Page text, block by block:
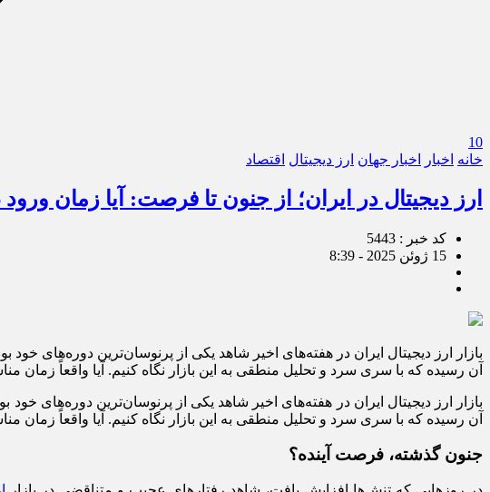
10
خانه اخبار اخبار جهان ارز دیجیتال اقتصاد
ارز دیجیتال در ایران؛ از جنون تا فرصت: آیا زمان
کد خبر : 5443
15 ژوئن 2025 - 8:39
بازار ارز دیجیتال ایران در هفته‌های اخیر شاهد یکی از پرنوسان‌ترین
آن رسیده که با سری سرد و تحلیل منطقی به این بازار نگاه کنیم. آیا واقعاً زمان
بازار ارز دیجیتال ایران در هفته‌های اخیر شاهد یکی از پرنوسان‌ترین
آن رسیده که با سری سرد و تحلیل منطقی به این بازار نگاه کنیم. آیا واقعاً زمان
جنون گذشته، فرصت آینده؟